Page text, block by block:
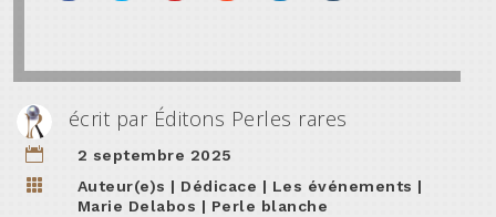
écrit par Éditons Perles rares

2 septembre 2025

Auteur(e)s | Dédicace | Les événements |
Marie Delabos | Perle blanche